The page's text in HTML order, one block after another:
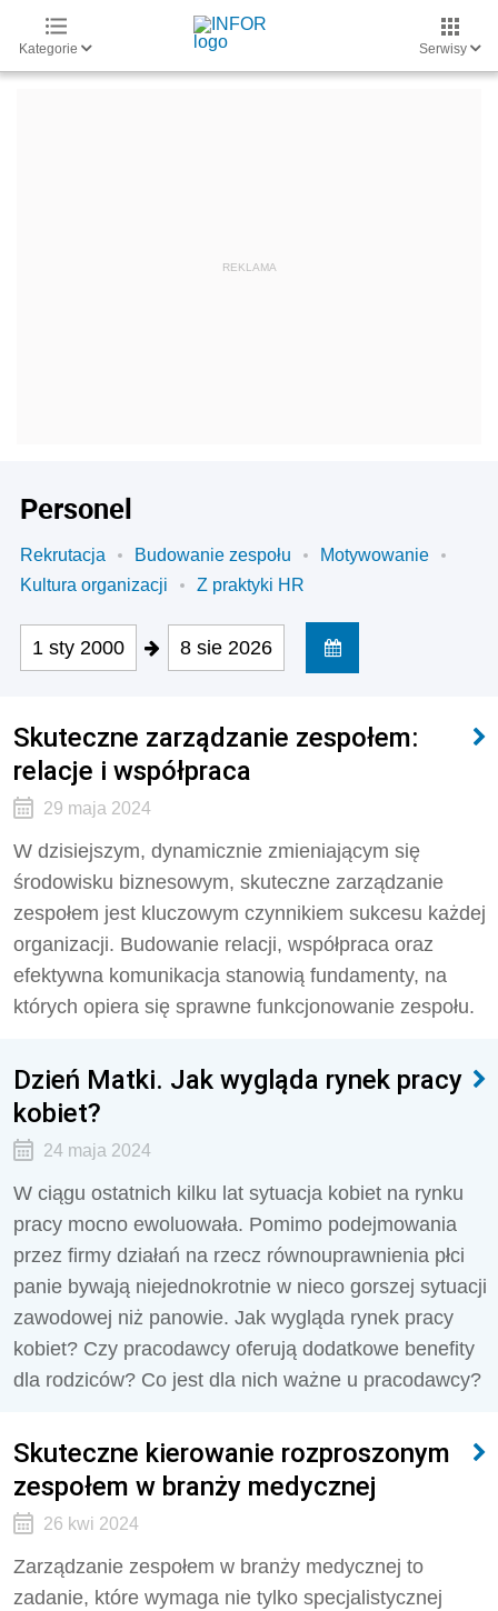
Kategorie Serwisy
Personel
Rekrutacja Budowanie zespołu
Motywowanie
Kultura organizacji
Z praktyki HR
1 sty 2000 8 sie 2026
Skuteczne zarządzanie zespołem:
relacje i współpraca
29 maja 2024
W dzisiejszym, dynamicznie zmieniającym się
środowisku biznesowym, skuteczne zarządzanie
zespołem jest kluczowym czynnikiem sukcesu każdej
organizacji. Budowanie relacji, współpraca oraz
efektywna komunikacja stanowią fundamenty, na
których opiera się sprawne funkcjonowanie zespołu.
Dzień Matki. Jak wygląda rynek pracy
kobiet?
24 maja 2024
W ciągu ostatnich kilku lat sytuacja kobiet na rynku
pracy mocno ewoluowała. Pomimo podejmowania
przez firmy działań na rzecz równouprawnienia płci
panie bywają niejednokrotnie w nieco gorszej sytuacji
zawodowej niż panowie. Jak wygląda rynek pracy
kobiet? Czy pracodawcy oferują dodatkowe benefity
dla rodziców? Co jest dla nich ważne u pracodawcy?
Skuteczne kierowanie rozproszonym
zespołem w branży medycznej
26 kwi 2024
Zarządzanie zespołem w branży medycznej to
zadanie, które wymaga nie tylko specjalistycznej